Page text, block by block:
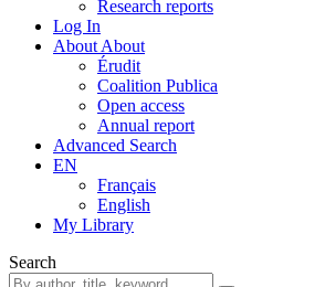
Research reports
Log In
About About
Érudit
Coalition Publica
Open access
Annual report
Advanced Search
EN
Français
English
My Library
Search